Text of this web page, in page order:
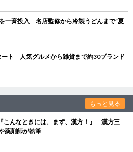
一斉投入 名店監修から冷製うどんまで“夏
ート 人気グルメから雑貨まで約30ブランド
もっと見る
こんなときには、まず、漢方！』 漢方三
薬剤師が執筆